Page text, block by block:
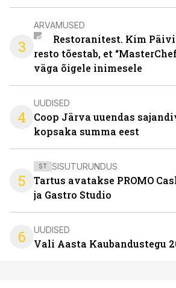
3
ARVAMUSED
Restoranitest. Kim
resto tõestab, et
väga õigele inimesele
4
UUDISED
Coop Järva uuendas
kopsaka summa eest
5
ST SISUTURUNDUS
Tartus avatakse PROMO
ja Gastro Studio
6 UUDISED
Vali Aasta Kaubandustegu